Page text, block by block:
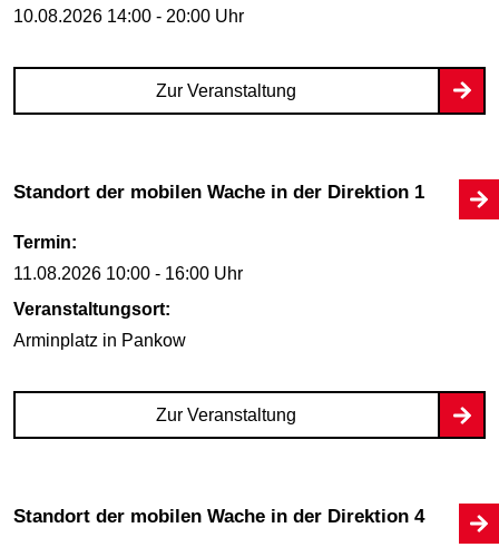
10.08.2026 14:00 - 20:00 Uhr
Zur Veranstaltung
Standort der mobilen Wache in der Direktion 1
Termin:
11.08.2026 10:00 - 16:00 Uhr
Veranstaltungsort:
Arminplatz in Pankow
Zur Veranstaltung
Standort der mobilen Wache in der Direktion 4